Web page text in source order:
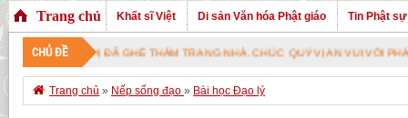
Trang chủ Khất sĩ Việt Di sản Văn hóa Phật giáo Tin Phật sự
CHỦ ĐỀ
VỊ ĐÃ GHÉ THĂM TRANG NHÀ. CHÚC QUÝ VỊ AN VUI VỚI PHÁP BẢO CAO
 Trang chủ » Nếp sống đạo » Bài học Đạo lý